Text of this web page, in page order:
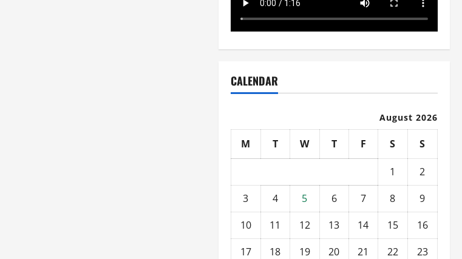
CALENDAR
August 2026
M T W T F S S
1
2
3
4 5 6 7 8
9
10
11 12 13 14 15
16
17
18 19 20 21 22
23